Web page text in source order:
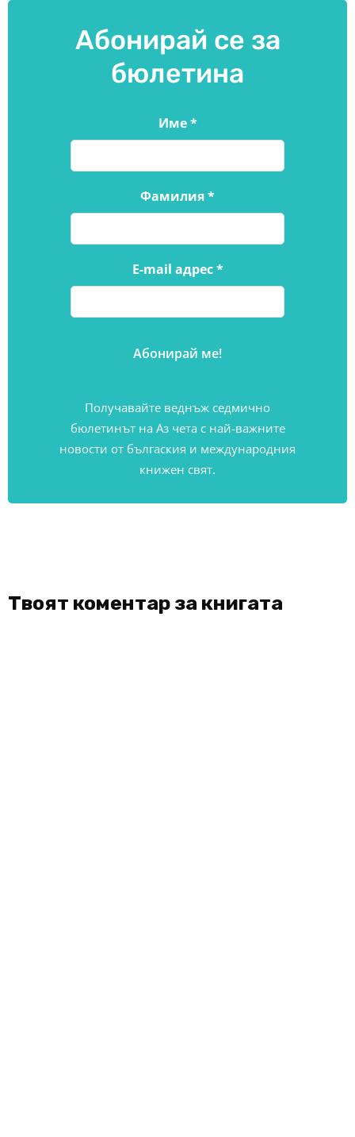
Абонирай се за
бюлетина
Име*
Фамилия*
E-mail адрес*
Получавайте веднъж седмично
бюлетинът на Аз чета с най-важните
новости от бългаския и международния
книжен свят.
Твоят коментар за книгата